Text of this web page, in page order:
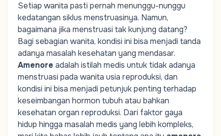
Setiap wanita pasti pernah menunggu-nunggu
kedatangan siklus menstruasinya. Namun,
bagaimana jika menstruasi tak kunjung datang?
Bagi sebagian wanita, kondisi ini bisa menjadi tanda
adanya masalah kesehatan yang mendasar.
Amenore adalah istilah medis untuk tidak adanya
menstruasi pada wanita usia reproduksi, dan
kondisi ini bisa menjadi petunjuk penting terhadap
keseimbangan hormon tubuh atau bahkan
kesehatan organ reproduksi. Dari faktor gaya
hidup hingga masalah medis yang lebih kompleks,